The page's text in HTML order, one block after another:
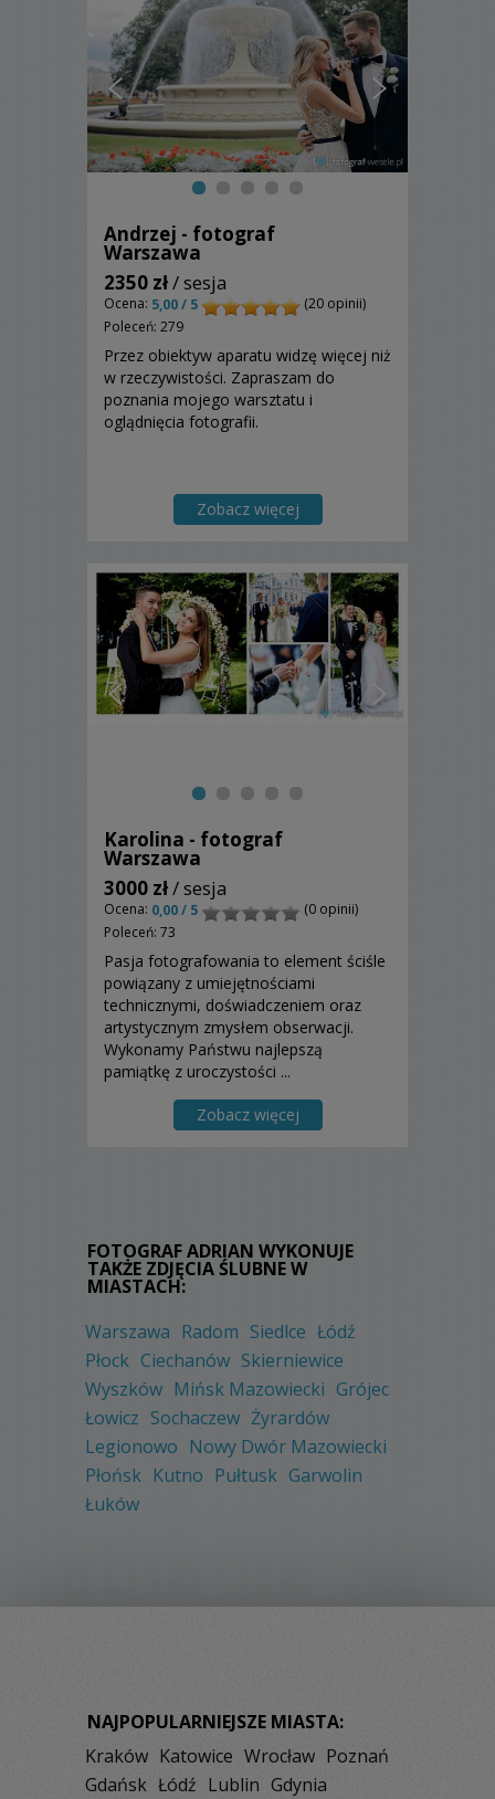
Andrzej - fotograf
Warszawa
2350 zł/ sesja
Ocena: 5,00 / 5
(20 opinii)
Poleceń: 279
Przez obiektyw aparatu widzę więcej niż
w rzeczywistości. Zapraszam do
poznania mojego warsztatu i
oglądnięcia fotografii.
Zobacz więcej
Karolina - fotograf
Warszawa
3000 zł/ sesja
Ocena: 0,00 / 5
(0 opinii)
Poleceń: 73
Pasja fotografowania to element ściśle
powiązany z umiejętnościami
technicznymi, doświadczeniem oraz
artystycznym zmysłem obserwacji.
Wykonamy Państwu najlepszą
pamiątkę z uroczystości ...
Zobacz więcej
FOTOGRAF ADRIAN WYKONUJE
TAKŻE ZDJĘCIA ŚLUBNE W
MIASTACH:
Warszawa Radom Siedlce Łódź
Płock Ciechanów Skierniewice
Wyszków Mińsk Mazowiecki Grójec
Łowicz Sochaczew Żyrardów
Legionowo Nowy Dwór Mazowiecki
Płońsk Kutno Pułtusk Garwolin
Łuków
NAJPOPULARNIEJSZE MIASTA:
Kraków Katowice Wrocław Poznań
Gdańsk Łódź Lublin Gdynia